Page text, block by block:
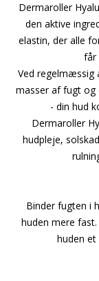
Dermaroller
den aktive
elastin, der alle
får
Ved regelmæssig
masser af fugt og
- din hud
Dermaroller
hudpleje,
Binder fugten i
huden mere
huden